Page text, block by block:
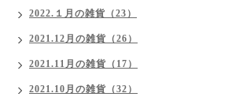
2022.１月の雑貨（23）
2021.12月の雑貨（26）
2021.11月の雑貨（17）
2021.10月の雑貨（32）